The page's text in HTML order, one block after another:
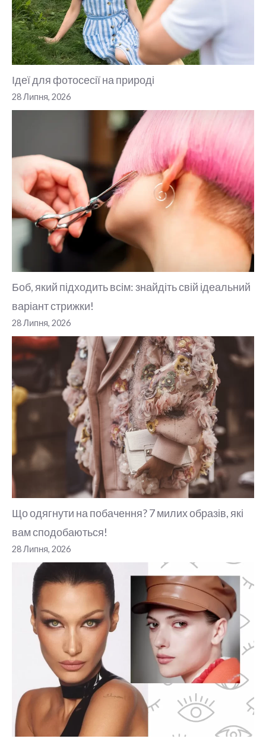
Ідеї для фотосесії на природі
28 Липня, 2026
Боб, який підходить всім: знайдіть свій ідеальний
варіант стрижки!
28 Липня, 2026
Що одягнути на побачення? 7 милих образів, які
вам сподобаються!
28 Липня, 2026